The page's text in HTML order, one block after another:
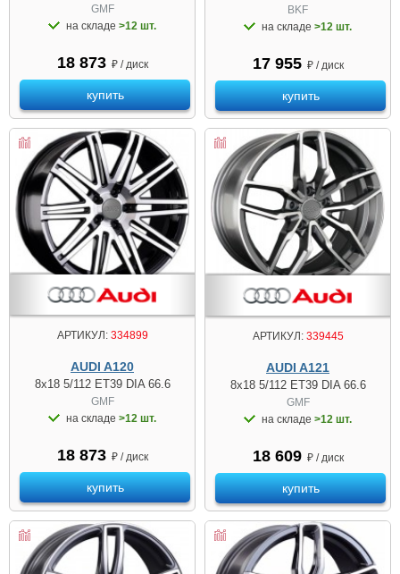
GMF
на складе >12 шт.
18 873 ₽ / диск
купить
BKF
на складе >12 шт.
17 955 ₽ / диск
купить
АРТИКУЛ:334899
AUDI A120
8x18 5/112 ET39 DIA 66.6
GMF
на складе >12 шт.
18 873 ₽ / диск
купить
АРТИКУЛ:339445
AUDI A121
8x18 5/112 ET39 DIA 66.6
GMF
на складе >12 шт.
18 609 ₽ / диск
купить